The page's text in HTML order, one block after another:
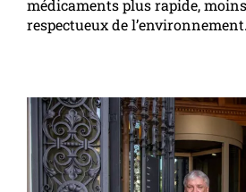
médicaments plus rapide,
respectueux de l’environnement.